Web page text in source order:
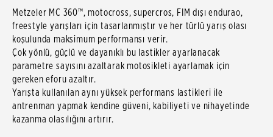
Metzeler MC 360™, motocross, supercros, FIM dışı endurao,
freestyle yarışları için tasarlanmıştır ve her türlü yarış olası
koşulunda maksimum performansı verir.
Çok yönlü, güçlü ve dayanıklı bu lastikler ayarlanacak
parametre sayısını azaltarak motosikleti ayarlamak için
gereken eforu azaltır.
Yarışta kullanılan aynı yüksek performans lastikleri ile
antrenman yapmak kendine güveni, kabiliyeti ve nihayetinde
kazanma olasılığını artırır.